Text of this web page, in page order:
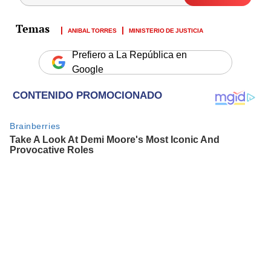
ANIBAL TORRES MINISTERIO DE JUSTICIA
Prefiero a La República en
Google